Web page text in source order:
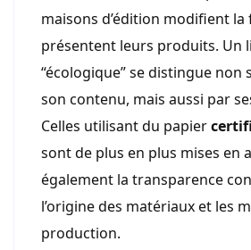
maisons d’édition modifient
présentent leurs produits. Un
“écologique” se distingue non
son contenu, mais aussi par
Celles utilisant du papier
sont de plus en plus mises en
également la transparence
l’origine des matériaux et les
production.